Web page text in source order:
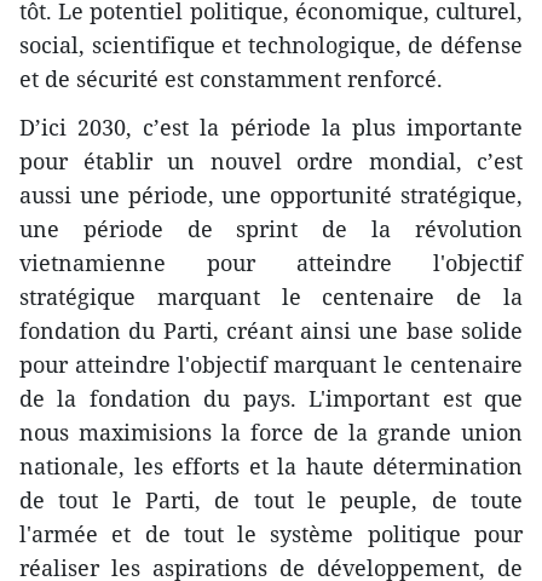
tôt. Le potentiel politique, économique, culturel,
social, scientifique et technologique, de défense
et de sécurité est constamment renforcé.
D’ici 2030, c’est la période la plus importante
pour établir un nouvel ordre mondial, c’est
aussi une période, une opportunité stratégique,
une période de sprint de la révolution
vietnamienne pour atteindre l'objectif
stratégique marquant le centenaire de la
fondation du Parti, créant ainsi une base solide
pour atteindre l'objectif marquant le centenaire
de la fondation du pays. L'important est que
nous maximisions la force de la grande union
nationale, les efforts et la haute détermination
de tout le Parti, de tout le peuple, de toute
l'armée et de tout le système politique pour
réaliser les aspirations de développement, de